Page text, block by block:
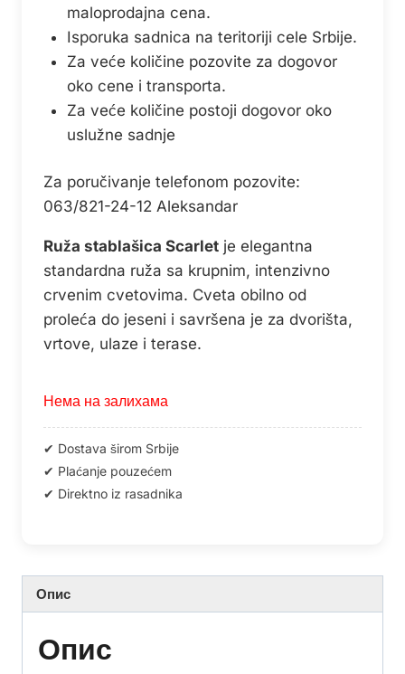
maloprodajna cena.
Isporuka sadnica na teritoriji cele Srbije.
Za veće količine pozovite za dogovor
oko cene i transporta.
Za veće količine postoji dogovor oko
uslužne sadnje
Za poručivanje telefonom pozovite:
063/821-24-12 Aleksandar
Ruža stablašica Scarlet je elegantna
standardna ruža sa krupnim, intenzivno
crvenim cvetovima. Cveta obilno od
proleća do jeseni i savršena je za dvorišta,
vrtove, ulaze i terase.
Нема на залихама
Опис
Опис